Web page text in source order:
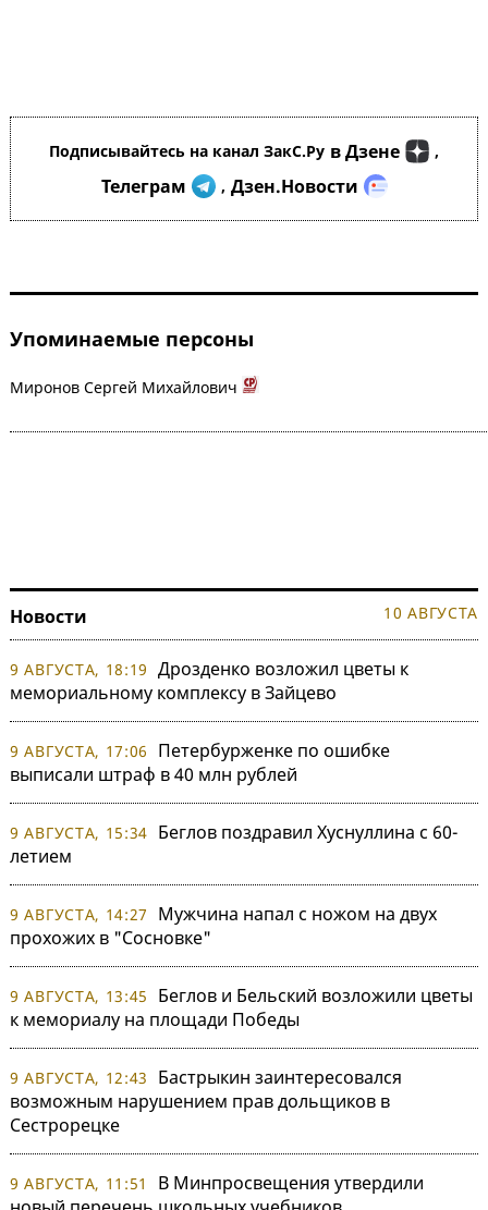
Подписывайтесь на канал ЗакС.Ру в Дзене ,
Телеграм , Дзен.Новости
Упоминаемые персоны
Миронов Сергей Михайлович
Новости 10 АВГУСТА
9 АВГУСТА, 18:19 Дрозденко возложил цветы к
мемориальному комплексу в Зайцево
9 АВГУСТА, 17:06
Петербурженке по ошибке
выписали штраф в 40 млн рублей
9 АВГУСТА, 15:34 Беглов поздравил Хуснуллина с 60-
летием
9 АВГУСТА, 14:27
Мужчина напал с ножом на двух
прохожих в "Сосновке"
9 АВГУСТА, 13:45
Беглов и Бельский возложили цветы
к мемориалу на площади Победы
9 АВГУСТА, 12:43
Бастрыкин заинтересовался
возможным нарушением прав дольщиков в
Сестрорецке
9 АВГУСТА, 11:51
В Минпросвещения утвердили